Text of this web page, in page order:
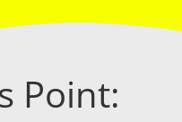
Point: